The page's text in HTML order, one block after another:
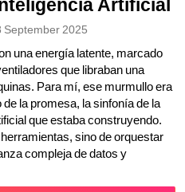
September 2025
una energía latente, marcado
que libraban una
Para mí, ese murmullo era
la promesa, la sinfonía de la
que estaba construyendo.
sino de orquestar
compleja de datos y